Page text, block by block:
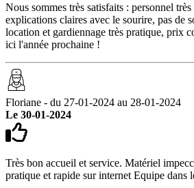
Nous sommes très satisfaits : personnel
explications claires avec le sourire, pas de
location et gardiennage très pratique, prix
ici l'année prochaine !
Floriane - du 27-01-2024 au 28-01-2024
Le 30-01-2024
Très bon accueil et service. Matériel
pratique et rapide sur internet Equipe dans